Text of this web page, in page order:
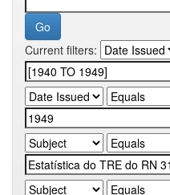
Current filters: